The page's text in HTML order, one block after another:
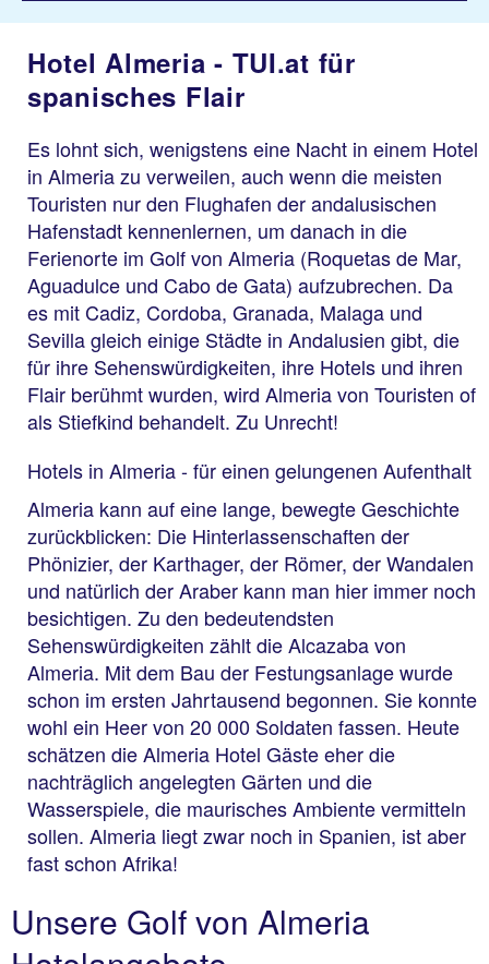
Hotel Almeria - TUI.at für
spanisches Flair
Es lohnt sich, wenigstens eine Nacht in einem Hotel
in Almeria zu verweilen, auch wenn die meisten
Touristen nur den Flughafen der andalusischen
Hafenstadt kennenlernen, um danach in die
Ferienorte im Golf von Almeria (Roquetas de Mar,
Aguadulce und Cabo de Gata) aufzubrechen. Da
es mit Cadiz, Cordoba, Granada, Malaga und
Sevilla gleich einige Städte in Andalusien gibt, die
für ihre Sehenswürdigkeiten, ihre Hotels und ihren
Flair berühmt wurden, wird Almeria von Touristen of
als Stiefkind behandelt. Zu Unrecht!
Hotels in Almeria - für einen gelungenen Aufenthalt
Almeria kann auf eine lange, bewegte Geschichte
zurückblicken: Die Hinterlassenschaften der
Phönizier, der Karthager, der Römer, der Wandalen
und natürlich der Araber kann man hier immer noch
besichtigen. Zu den bedeutendsten
Sehenswürdigkeiten zählt die Alcazaba von
Almeria. Mit dem Bau der Festungsanlage wurde
schon im ersten Jahrtausend begonnen. Sie konnte
wohl ein Heer von 20 000 Soldaten fassen. Heute
schätzen die Almeria Hotel Gäste eher die
nachträglich angelegten Gärten und die
Wasserspiele, die maurisches Ambiente vermitteln
sollen. Almeria liegt zwar noch in Spanien, ist aber
fast schon Afrika!
Unsere Golf von Almeria